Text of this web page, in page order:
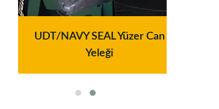
UDT/NAVY SEAL Yüzer Can
Yeleği